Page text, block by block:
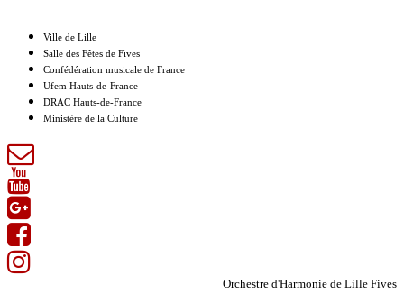
Ville de Lille
Salle des Fêtes de Fives
Confédération musicale de France
Ufem Hauts-de-France
DRAC Hauts-de-France
Ministère de la Culture
Orchestre d'Harmonie de Lille Fives